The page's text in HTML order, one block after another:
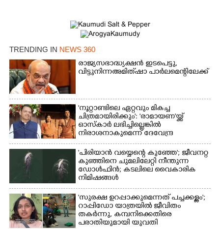
TRENDING IN NEWS 360
രാജ്യസഭാദ്ധ്യക്ഷൻ ഇടപെട്ടു,
വിട്ടുനിന്ന അമിത് ഷാ പാർലമെന്റിലേക്ക്
'നൂറ്റാണ്ടിലെ ഏറ്റവും മികച്ച
ചിത്രമായിരിക്കും': 'രാമായണ'യ്ക്ക്
ഓസ്കാ‌ർ ലഭിച്ചില്ലെങ്കിൽ
നിരാശനാകുമെന്ന് ദേവേന്ദ്ര
ഫഡ്നാവിസ്
'പിരിയാൻ വയ്യെന്റെ കുഞ്ഞേ'; ജീവനറ്റ
കുഞ്ഞിനെ ചുമലിലേറ്റി നീന്തുന്ന
ഡോൾഫിൻ; കടലിലെ വൈകാരിക
നിമിഷങ്ങൾ
'സുരക്ഷ ഉറപ്പാക്കുമെന്നത് പച്ചക്കള്ളം';
റാപ്പിഡോ യാത്രയിൽ ജീവിതം
തകർന്നു, കമ്പനിക്കെതിരെ
പരാതിയുമായി യുവതി